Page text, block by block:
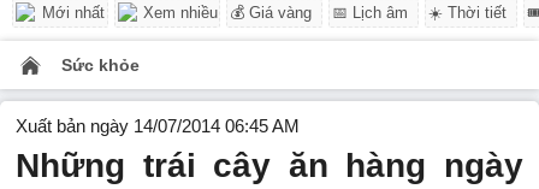
Mới nhất Xem nhiều 💰 Giá vàng 📅 Lịch âm ☀️ Thời tiết
Sức khỏe
Xuất bản ngày 14/07/2014 06:45 AM
Những trái cây ăn hàng ngày